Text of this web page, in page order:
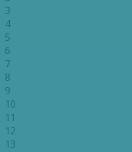
3
4
5
6
7
8
9
10
11
12
13